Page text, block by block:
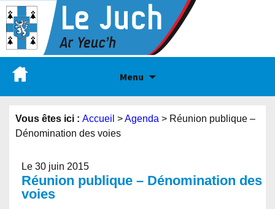
Menu
Vous êtes ici : Accueil >Agenda > Réunion publique –
Dénomination des voies
Le 30 juin 2015
Réunion publique – Dénomination des
voies